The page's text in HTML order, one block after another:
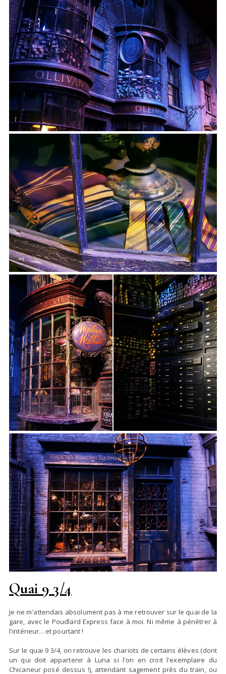
Quai 9 3/4
Je ne m'attendais absolument pas à me retrouver sur le quai de la
gare, avec le Poudlard Express face à moi. Ni même à pénétrer à
l'intérieur... et pourtant !
Sur le quai 9 3/4, on retrouve les chariots de certains élèves (dont
un qui doit appartenir à Luna si l'on en croit l'exemplaire du
Chicaneur posé dessus !), attendant sagement près du train, ou